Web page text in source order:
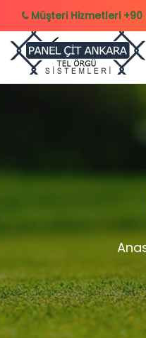
Müşteri Hizmetleri +90